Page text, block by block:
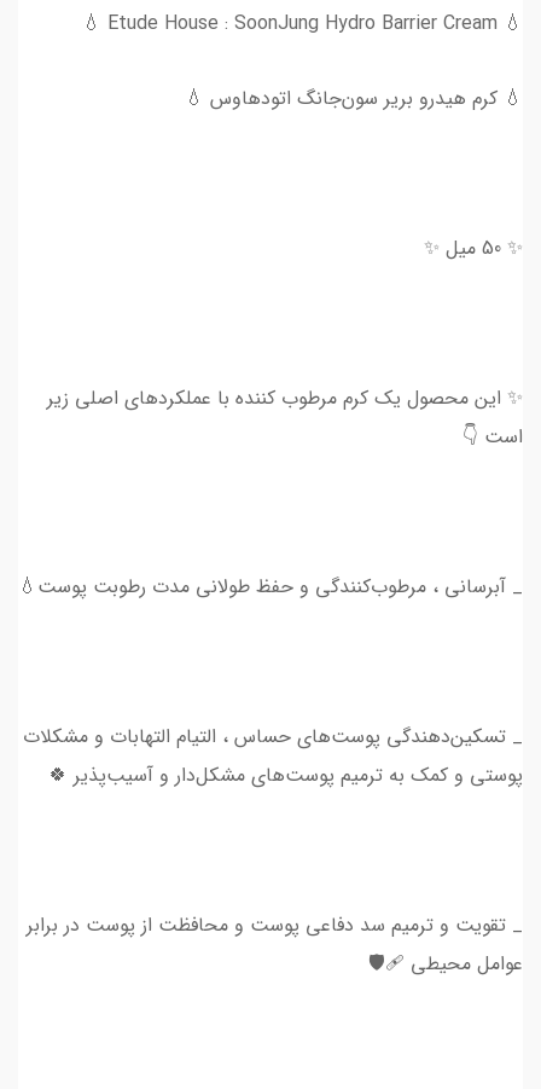
💧 Etude House : SoonJung Hydro Barrier Cream 💧
💧 کرم هیدرو بریر سون‌جانگ اتودهاوس 💧
✨ 50 میل ✨
✨ این محصول یک کرم مرطوب کننده با عملکردهای اصلی زیر
است 👇
_ آبرسانی ، مرطوب‌کنندگی و حفظ طولانی مدت رطوبت پوست💧
_ تسکین‌دهندگی پوست‌های حساس ، التیام‌ التهابات و مشکلات
پوستی و کمک به ترمیم پوست‌های مشکل‌دار و آسیب‌پذیر 🍀
_ تقویت و ترمیم سد دفاعی پوست و محافظت از پوست در برابر
عوامل محیطی 🩹🛡